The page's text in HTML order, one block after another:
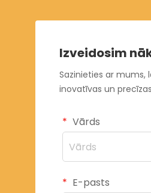
Izveidosim
Sazinieties ar mums,
inovatīvas un
Vārds
E-pasts